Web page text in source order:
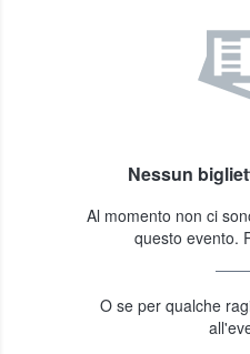
Nessun
Al momento non ci
questo evento.
O se per qualche